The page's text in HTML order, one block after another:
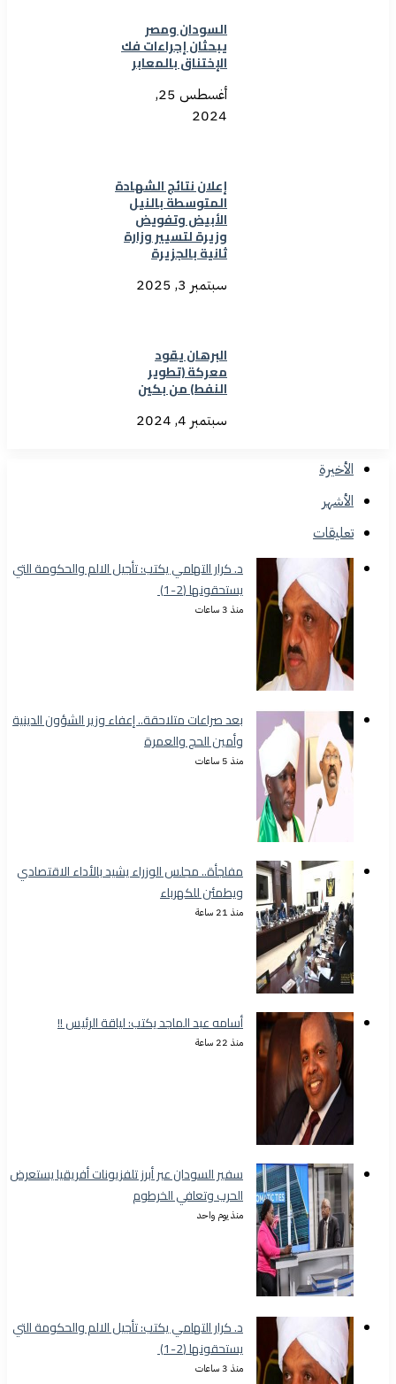
السودان ومصر
يبحثان إجراءات فك
الإختناق بالمعابر
أغسطس 25,
2024
إعلان نتائج الشهادة
المتوسطة بالنيل
الأبيض وتفويض
وزيرة لتسيير وزارة
ثانية بالجزيرة
سبتمبر 3, 2025
البرهان يقود
معركة (تطوير
النفط) من بكين
سبتمبر 4, 2024
الأخيرة
الأشهر
تعليقات
د. كرار التهامي يكتب: تأجيل الالم والحكومة التي
يستحقونها (2-1)
منذ 3 ساعات
بعد صراعات متلاحقة.. إعفاء وزير الشؤون الدينية
وأمين الحج والعمرة
منذ 5 ساعات
مفاجأة.. مجلس الوزراء يشيد بالأداء الاقتصادي
ويطمئن للكهرباء
منذ 21 ساعة
أسامه عبد الماجد يكتب: لياقة الرئيس !!
منذ 22 ساعة
سفير السودان عبر أبرز تلفزيونات أفريقيا يستعرض
الحرب وتعافي الخرطوم
منذ يوم واحد
د. كرار التهامي يكتب: تأجيل الالم والحكومة التي
يستحقونها (2-1)
منذ 3 ساعات